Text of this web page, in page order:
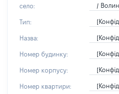
село:
/
Тип:
Назва:
Номер будинку:
Номер корпусу:
Номер квартири: